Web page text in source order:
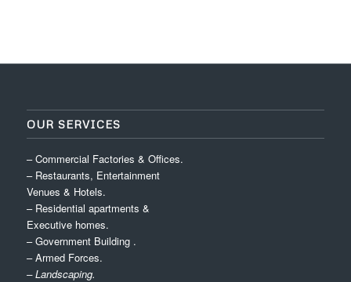
OUR SERVICES
– Commercial Factories & Offices.
– Restaurants, Entertainment
Venues & Hotels.
– Residential apartments &
Executive homes.
– Government Building .
– Armed Forces.
– Landscaping.